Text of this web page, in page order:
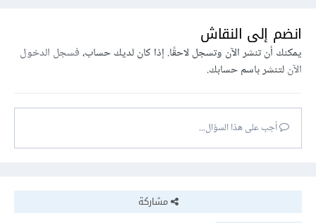
انضم إلى النقاش
يمكنك أن تنشر الآن وتسجل لاحقًا. إذا كان لديك حساب،فسجل الدخول
الآنلتنشر باسم حسابك.
أجب على هذا السؤال...
مشاركة